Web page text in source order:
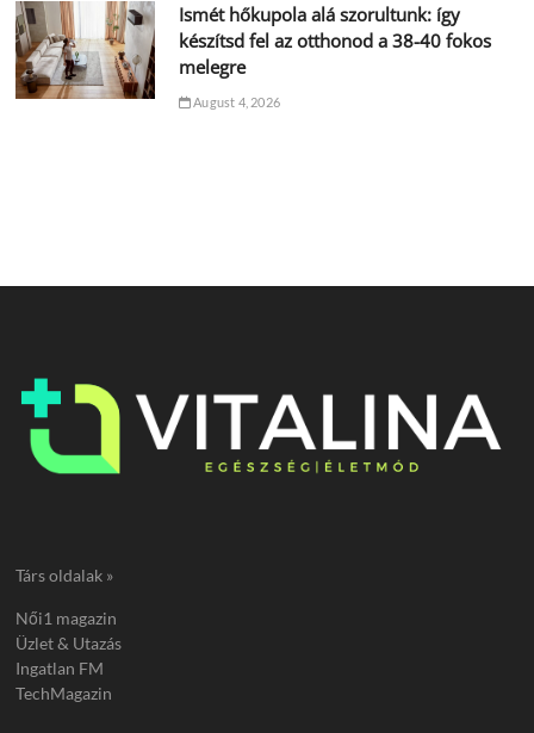
Ismét hőkupola alá szorultunk: így
készítsd fel az otthonod a 38-40 fokos
melegre
August 4, 2026
Társ oldalak »
Női1 magazin
Üzlet & Utazás
Ingatlan FM
TechMagazin